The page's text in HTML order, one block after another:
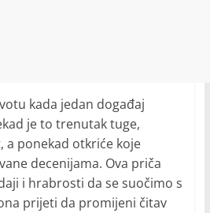
kada jedan događaj
je to trenutak tuge,
a ponekad otkriće koje
decenijama. Ova priča
i hrabrosti da se suočimo s
prijeti da promijeni čitav